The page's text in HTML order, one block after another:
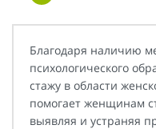
Благодаря наличию
психологического
стажу в области
помогает женщинам
выявляя и устраняя